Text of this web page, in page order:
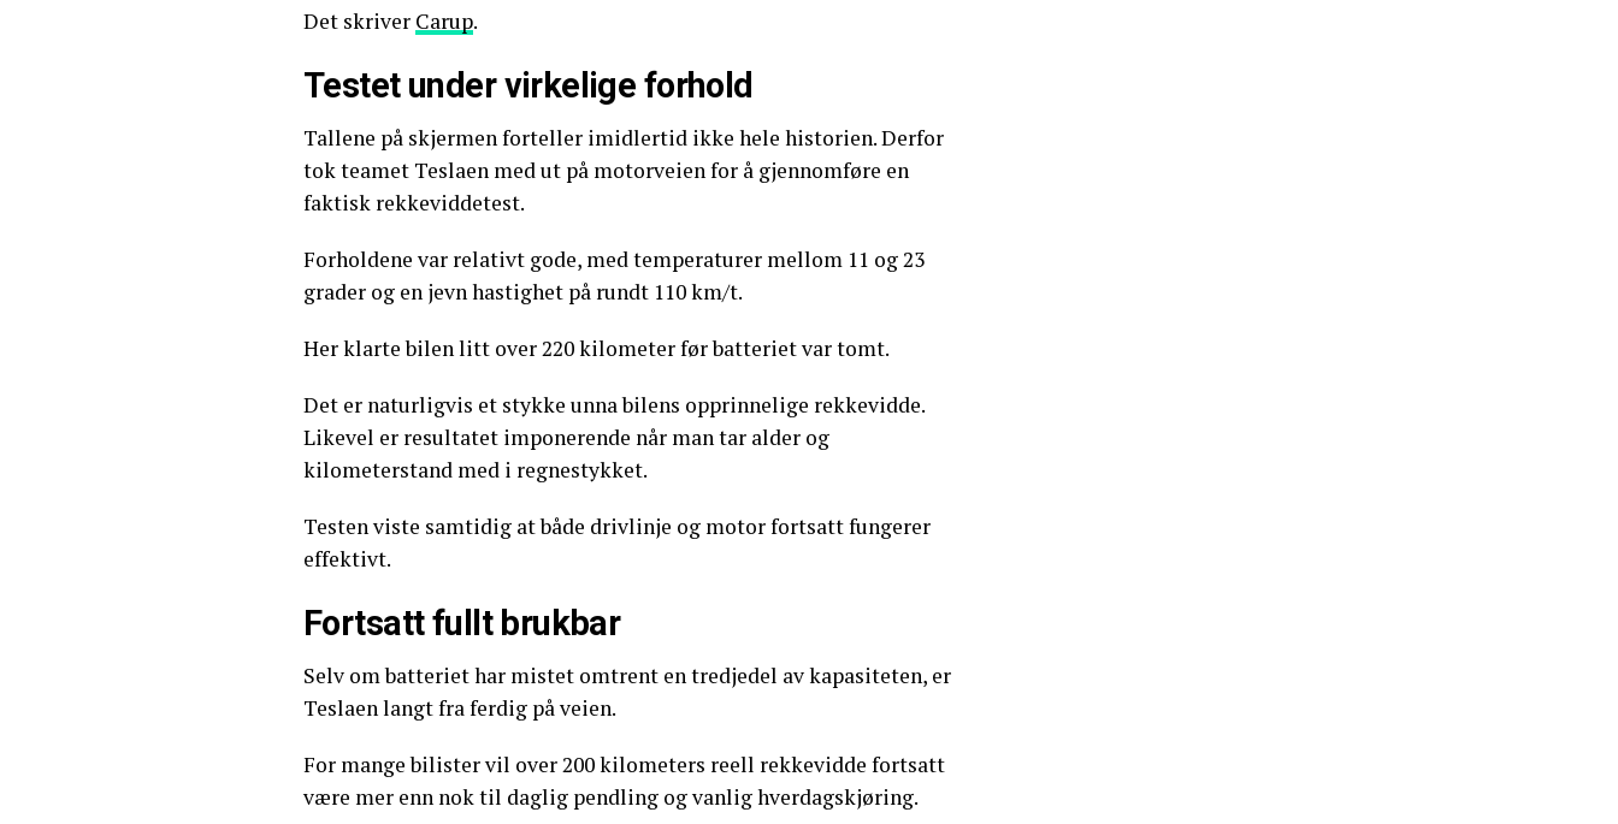
Det skriver Carup.
Testet under virkelige forhold
Tallene på skjermen forteller imidlertid ikke hele historien. Derfor
tok teamet Teslaen med ut på motorveien for å gjennomføre en
faktisk rekkeviddetest.
Forholdene var relativt gode, med temperaturer mellom 11 og 23
grader og en jevn hastighet på rundt 110 km/t.
Her klarte bilen litt over 220 kilometer før batteriet var tomt.
Det er naturligvis et stykke unna bilens opprinnelige rekkevidde.
Likevel er resultatet imponerende når man tar alder og
kilometerstand med i regnestykket.
Testen viste samtidig at både drivlinje og motor fortsatt fungerer
effektivt.
Fortsatt fullt brukbar
Selv om batteriet har mistet omtrent en tredjedel av kapasiteten, er
Teslaen langt fra ferdig på veien.
For mange bilister vil over 200 kilometers reell rekkevidde fortsatt
være mer enn nok til daglig pendling og vanlig hverdagskjøring.